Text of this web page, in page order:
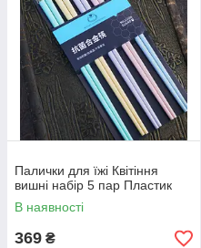
Палички для їжі Квітіння
вишні набір 5 пар Пластик
В наявності
369 ₴